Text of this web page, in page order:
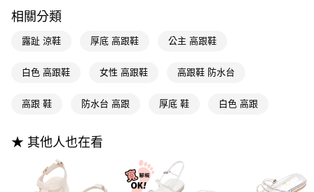
相關說明
1.本服務由台灣大哥大提供，台灣大哥大用戶可立即使用無須另外申請。
流程，驗證手機門號後，選擇欲分期的期數、繳款截止日，確認付款後即完
4.訂單成立30分鐘內，如未前往確認交易或遇審核未通過，訂單將自動取
消。如遇「轉專審核」未通過狀況，表示未達大哥付你分期系統評分，恕無
法說明評估內容。
【繳款方式說明】
1.分期款項不併入電信帳單，「大哥付你分期」於每月結算日後寄送繳費提
AFTEE先享後付
【關於「AFTEE先享後付」】
１．簡單：不需註冊會員、不需綁卡、不需儲值。
３．安心：先確認商品／服務後，再付款。
運送方式
全家付款取貨
相關分類
露趾 涼鞋 厚底 高跟鞋 公主 高跟鞋
白色 高跟鞋 女性 高跟鞋 高跟鞋 防水台
高跟 鞋 防水台 高跟 厚底 鞋 白色 高跟
★ 其他人也在看